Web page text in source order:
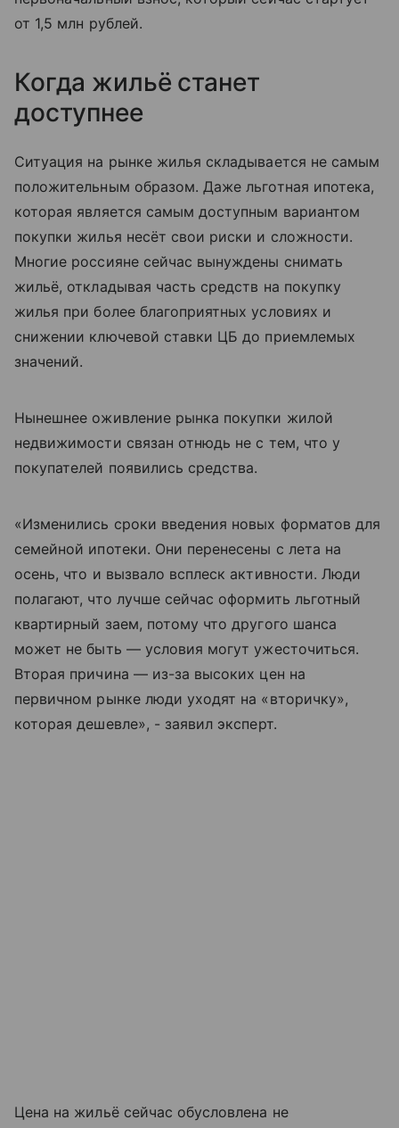
от 1,5 млн рублей.
Когда жильё станет
доступнее
Ситуация на рынке жилья складывается не самым
положительным образом. Даже льготная ипотека,
которая является самым доступным вариантом
покупки жилья несёт свои риски и сложности.
Многие россияне сейчас вынуждены снимать
жильё, откладывая часть средств на покупку
жилья при более благоприятных условиях и
снижении ключевой ставки ЦБ до приемлемых
значений.
Нынешнее оживление рынка покупки жилой
недвижимости связан отнюдь не с тем, что у
покупателей появились средства.
«Изменились сроки введения новых форматов для
семейной ипотеки. Они перенесены с лета на
осень, что и вызвало всплеск активности. Люди
полагают, что лучше сейчас оформить льготный
квартирный заем, потому что другого шанса
может не быть — условия могут ужесточиться.
Вторая причина — из-за высоких цен на
первичном рынке люди уходят на «вторичку»,
которая дешевле», - заявил эксперт.
Цена на жильё сейчас обусловлена не